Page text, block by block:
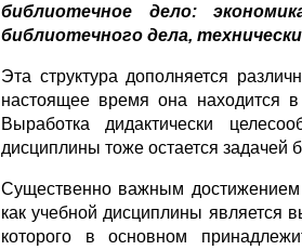
библиотечное дело:
библиотечного дела,
Эта структура дополняется
настоящее время она находится
Выработка дидактически
дисциплины тоже остается задачей
Существенно важным достижением
как учебной дисциплины является
которого в основном